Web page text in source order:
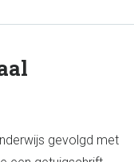
gevolgd met